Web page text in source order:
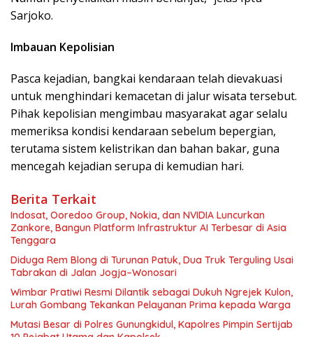
Sarjoko.
Imbauan Kepolisian
Pasca kejadian, bangkai kendaraan telah dievakuasi
untuk menghindari kemacetan di jalur wisata tersebut.
Pihak kepolisian mengimbau masyarakat agar selalu
memeriksa kondisi kendaraan sebelum bepergian,
terutama sistem kelistrikan dan bahan bakar, guna
mencegah kejadian serupa di kemudian hari.
Berita Terkait
Indosat, Ooredoo Group, Nokia, dan NVIDIA Luncurkan
Zankore, Bangun Platform Infrastruktur AI Terbesar di Asia
Tenggara
Diduga Rem Blong di Turunan Patuk, Dua Truk Terguling Usai
Tabrakan di Jalan Jogja–Wonosari
Wimbar Pratiwi Resmi Dilantik sebagai Dukuh Ngrejek Kulon,
Lurah Gombang Tekankan Pelayanan Prima kepada Warga
Mutasi Besar di Polres Gunungkidul, Kapolres Pimpin Sertijab